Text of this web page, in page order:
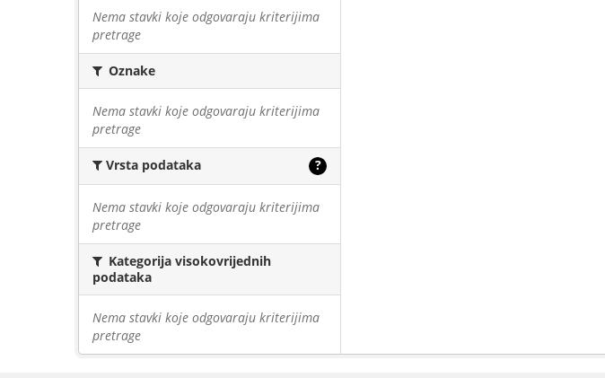
Nema stavki koje odgovaraju kriterijima
pretrage
Oznake
Nema stavki koje odgovaraju kriterijima
pretrage
Vrsta podataka ?
Nema stavki koje odgovaraju kriterijima
pretrage
Kategorija visokovrijednih
podataka
Nema stavki koje odgovaraju kriterijima
pretrage